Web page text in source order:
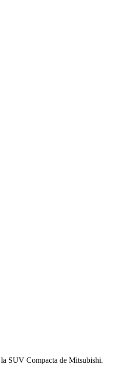
SUV Compacta de Mitsubishi.